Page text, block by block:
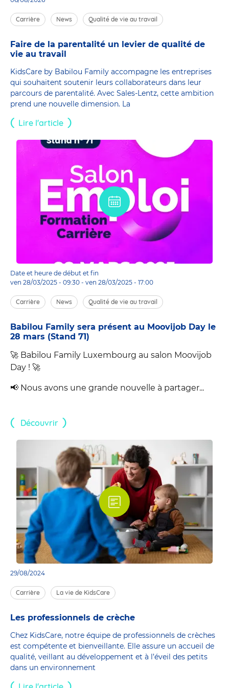
Carrière News Qualité de vie au travail
Faire de la parentalité un levier de qualité de
vie au travail
KidsCare by Babilou Family accompagne les entreprises
qui souhaitent soutenir leurs collaborateurs dans leur
parcours de parentalité. Avec Sales-Lentz, cette ambition
prend une nouvelle dimension. La
Lire l'article
Date et heure de début et fin
ven 28/03/2025 - 09:30 - ven 28/03/2025 - 17:00
Carrière News Qualité de vie au travail
Babilou Family sera présent au Moovijob Day le
28 mars (Stand 71)
🚀 Babilou Family Luxembourg au salon Moovijob
Day ! 🚀
📢 Nous avons une grande nouvelle à partager...
Découvrir
29/08/2024
Carrière La vie de KidsCare
Les professionnels de crèche
Chez KidsCare, notre équipe de professionnels de crèches
est compétente et bienveillante. Elle assure un accueil de
qualité, veillant au développement et à l’éveil des petits
dans un environnement